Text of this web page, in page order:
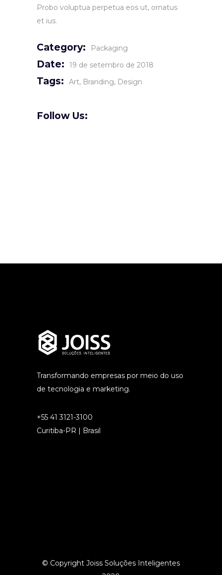
Probo voluptua perpetua eos ut, ornatus
et ius.
Category: Packaging
Date: 19 de setembro de 2018
Tags: Art Branding Design
Follow Us:
Transformando empresas por meio do uso
de tecnologia e marketing.
+55 41 3121-3100
Curitiba-PR | Brasil
© Copyright Joiss Soluções Inteligentes